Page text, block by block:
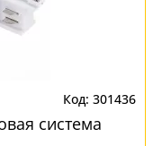
301436
система